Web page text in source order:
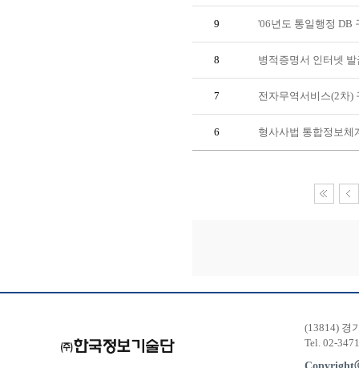
9 '06년도 통일행정 DB
8 병적증명서 인터넷
7 전자무역서비스(2차)
6 형사사법 통합정보체
(13814) 경
Tel. 02-